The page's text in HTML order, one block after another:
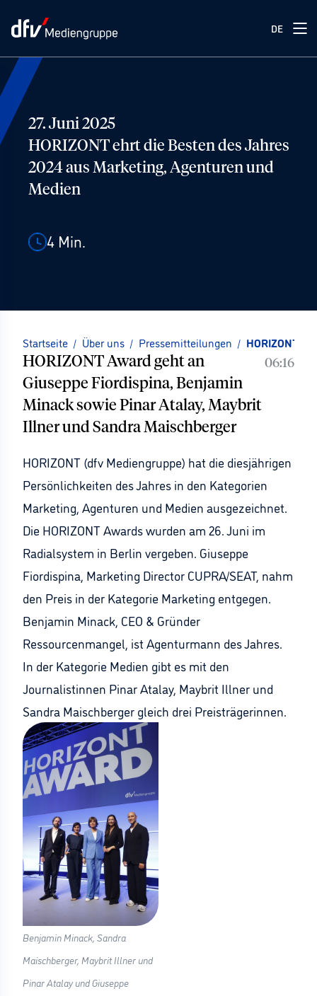
DE
27. Juni 2025
HORIZONT ehrt die Besten des Jahres
2024 aus Marketing, Agenturen und
Medien
4 Min.
Startseite / Über uns / Pressemitteilungen / HORIZONT
HORIZONT Award geht an
Giuseppe Fiordispina, Benjamin
Minack sowie Pinar Atalay, Maybrit
Illner und Sandra Maischberger
06:16
HORIZONT (dfv Mediengruppe) hat die diesjährigen
Persönlichkeiten des Jahres in den Kategorien
Marketing, Agenturen und Medien ausgezeichnet.
Die HORIZONT Awards wurden am 26. Juni im
Radialsystem in Berlin vergeben. Giuseppe
Fiordispina, Marketing Director CUPRA/SEAT, nahm
den Preis in der Kategorie Marketing entgegen.
Benjamin Minack, CEO & Gründer
Ressourcenmangel, ist Agenturmann des Jahres.
In der Kategorie Medien gibt es mit den
Journalistinnen Pinar Atalay, Maybrit Illner und
Sandra Maischberger gleich drei Preisträgerinnen.
Benjamin Minack, Sandra
Maischberger, Maybrit Illner und
Pinar Atalay und Giuseppe